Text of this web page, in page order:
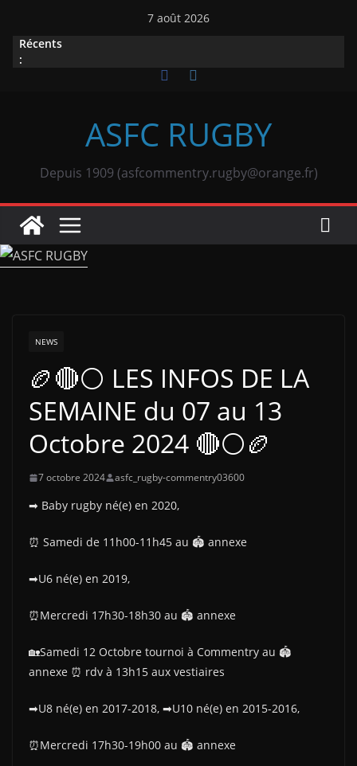
contenu
7 août 2026
Récents
:
ASFC RUGBY
Depuis 1909 (asfcommentry.rugby@orange.fr)
NEWS
🏉🔴⚪ LES INFOS DE LA
SEMAINE du 07 au 13
Octobre 2024 🔴⚪🏉
7 octobre 2024 asfc_rugby-commentry03600
➡ Baby rugby né(e) en 2020,
⏰ Samedi de 11h00-11h45 au 🏟 annexe
➡U6 né(e) en 2019,
⏰Mercredi 17h30-18h30 au 🏟 annexe
🏡Samedi 12 Octobre tournoi à Commentry au 🏟
annexe ⏰ rdv à 13h15 aux vestiaires
➡U8 né(e) en 2017-2018, ➡U10 né(e) en 2015-2016,
⏰Mercredi 17h30-19h00 au 🏟 annexe